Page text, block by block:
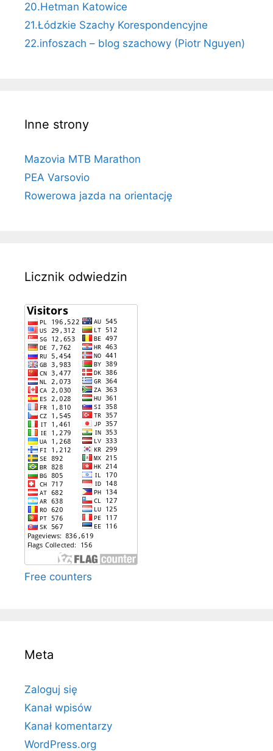
20.Hetman Katowice
21.Łódzkie Szachy Korespondencyjne
22.infoszach – blog szachowy (Piotr Nguyen)
Inne strony
Mazovia MTB Marathon
PEA Varsovio
Rowerowa jazda na orientację
Licznik odwiedzin
Free counters
Meta
Zaloguj się
Kanał wpisów
Kanał komentarzy
WordPress.org